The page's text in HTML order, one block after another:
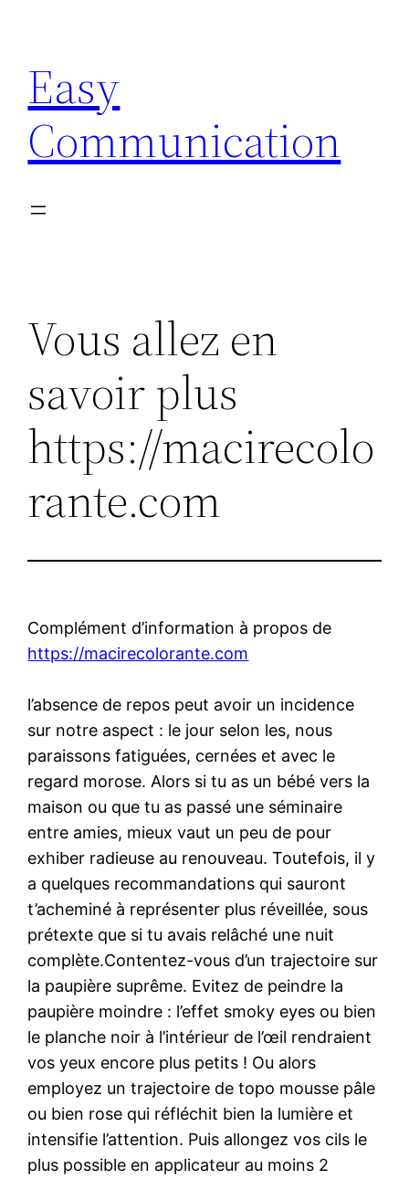
contenu
Easy
Communication
Vous allez en
savoir plus
https://macirecolo
rante.com
Complément d’information à propos de
https://macirecolorante.com
l’absence de repos peut avoir un incidence
sur notre aspect : le jour selon les, nous
paraissons fatiguées, cernées et avec le
regard morose. Alors si tu as un bébé vers la
maison ou que tu as passé une séminaire
entre amies, mieux vaut un peu de pour
exhiber radieuse au renouveau. Toutefois, il y
a quelques recommandations qui sauront
t’acheminé à représenter plus réveillée, sous
prétexte que si tu avais relâché une nuit
complète.Contentez-vous d’un trajectoire sur
la paupière suprême. Evitez de peindre la
paupière moindre : l’effet smoky eyes ou bien
le planche noir à l’intérieur de l’œil rendraient
vos yeux encore plus petits ! Ou alors
employez un trajectoire de topo mousse pâle
ou bien rose qui réfléchit bien la lumière et
intensifie l’attention. Puis allongez vos cils le
plus possible en applicateur au moins 2